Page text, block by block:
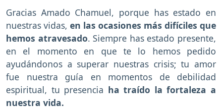
Gracias Amado Chamuel, porque has estado en
nuestras vidas, en las ocasiones más difíciles que
hemos atravesado. Siempre has estado presente,
en el momento en que te lo hemos pedido
ayudándonos a superar nuestras crisis; tu amor
fue nuestra guía en momentos de debilidad
espiritual, tu presencia ha traído la fortaleza a
nuestra vida.